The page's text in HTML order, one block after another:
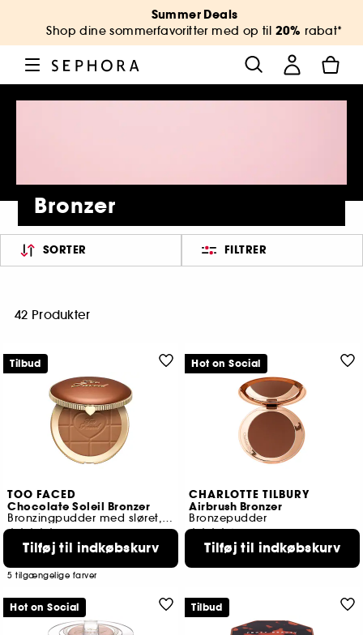
Summer Deals
Shop dine sommerfavoritter med op til 20% rabat*
Bronzer
SORTER FILTRER
42 Produkter
TOO FACED
Chocolate Soleil Bronzer
Bronzingpudder med sløret, mat finish
31
249,00 KR
5 tilgængelige farver
Tilføj til indkøbskurv
Tilbud
CHARLOTTE TILBURY
Airbrush Bronzer
Bronzepudder
134
420,00 KR
Tilføj til indkøbskurv
Hot on Social
Hot on Social Tilbud